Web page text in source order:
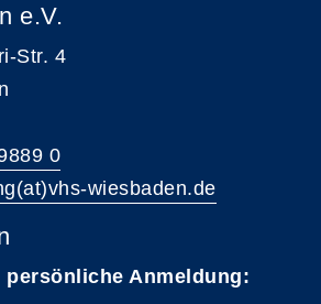
e.V.
Str. 4
0
wiesbaden.de
Anmeldung: